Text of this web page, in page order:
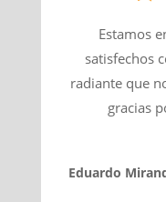
Estamos
satisfechos
radiante que
gracias
Eduardo